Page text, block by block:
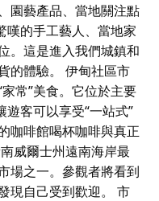
園藝產品、當地關注點
嘆的手工藝人、當地家
。這是進入我們城鎮和
的體驗。 伊甸社區市
常”美食。它位於主要
遊客可以享受“一站式”
咖啡館喝杯咖啡與真正
威爾士州遠南海岸最
場之一。參觀者將看到
現自己受到歡迎。 市